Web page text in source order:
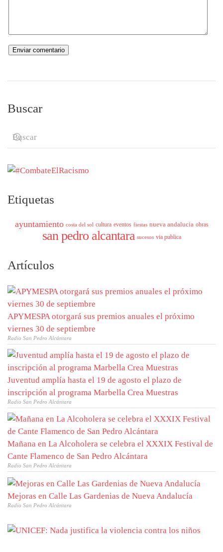
Buscar
Etiquetas
ayuntamiento costa del sol cultura eventos fiestas nueva andalucia obras
san pedro alcantara sucesos via publica
Artículos
APYMESPA otorgará sus premios anuales el próximo
viernes 30 de septiembre
Radio San Pedro Alcántara
Juventud amplía hasta el 19 de agosto el plazo de
inscripción al programa Marbella Crea Muestras
Radio San Pedro Alcántara
Mañana en La Alcoholera se celebra el XXXIX Festival de
Cante Flamenco de San Pedro Alcántara
Radio San Pedro Alcántara
Mejoras en Calle Las Gardenias de Nueva Andalucía
Radio San Pedro Alcántara